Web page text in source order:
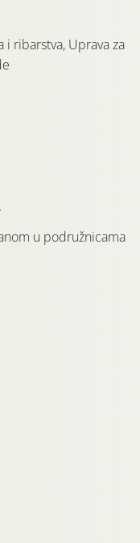
ribarstva, Uprava za
u podružnicama